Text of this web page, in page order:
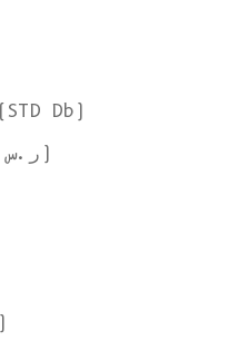
Db)
Arabie Saoudite (SAR ر.س)